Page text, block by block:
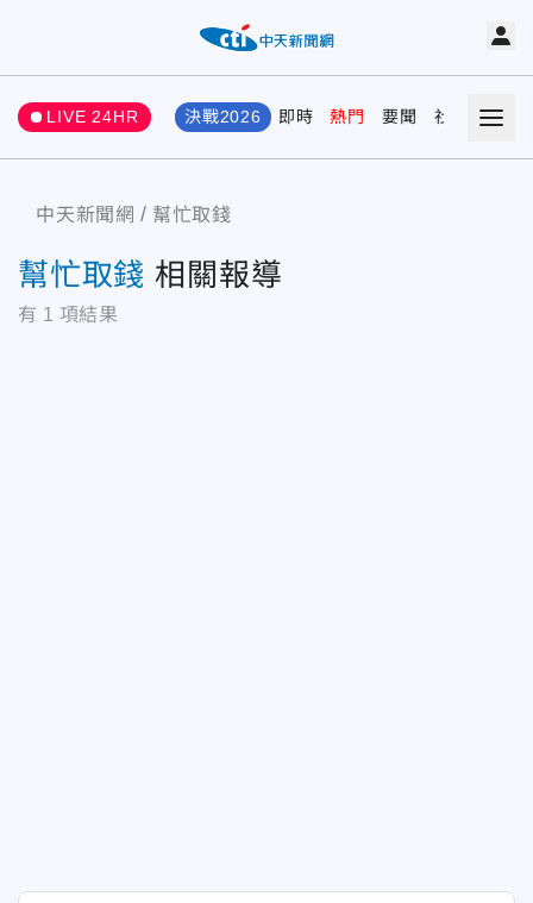
LIVE 24HR 決戰2026 即時 熱門 要聞 社會 娛樂
中天新聞網 幫忙取錢
幫忙取錢 相關報導
有 1 項結果